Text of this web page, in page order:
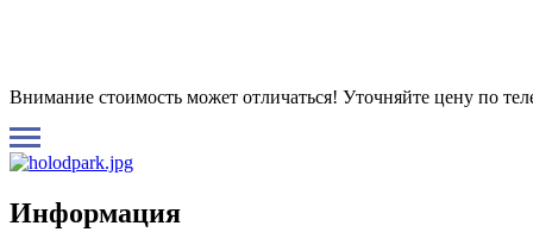
Внимание стоимость может отличаться! Уточняйте цену по
Информация